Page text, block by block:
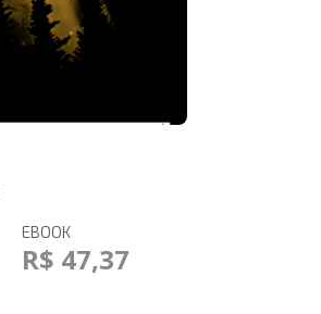
EBOOK
R$ 47,37